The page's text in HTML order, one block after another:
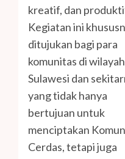
kreatif, dan
Kegiatan ini
ditujukan bagi para
komunitas di wilayah
Sulawesi dan
yang tidak hanya
bertujuan untuk
menciptakan
Cerdas, tetapi juga